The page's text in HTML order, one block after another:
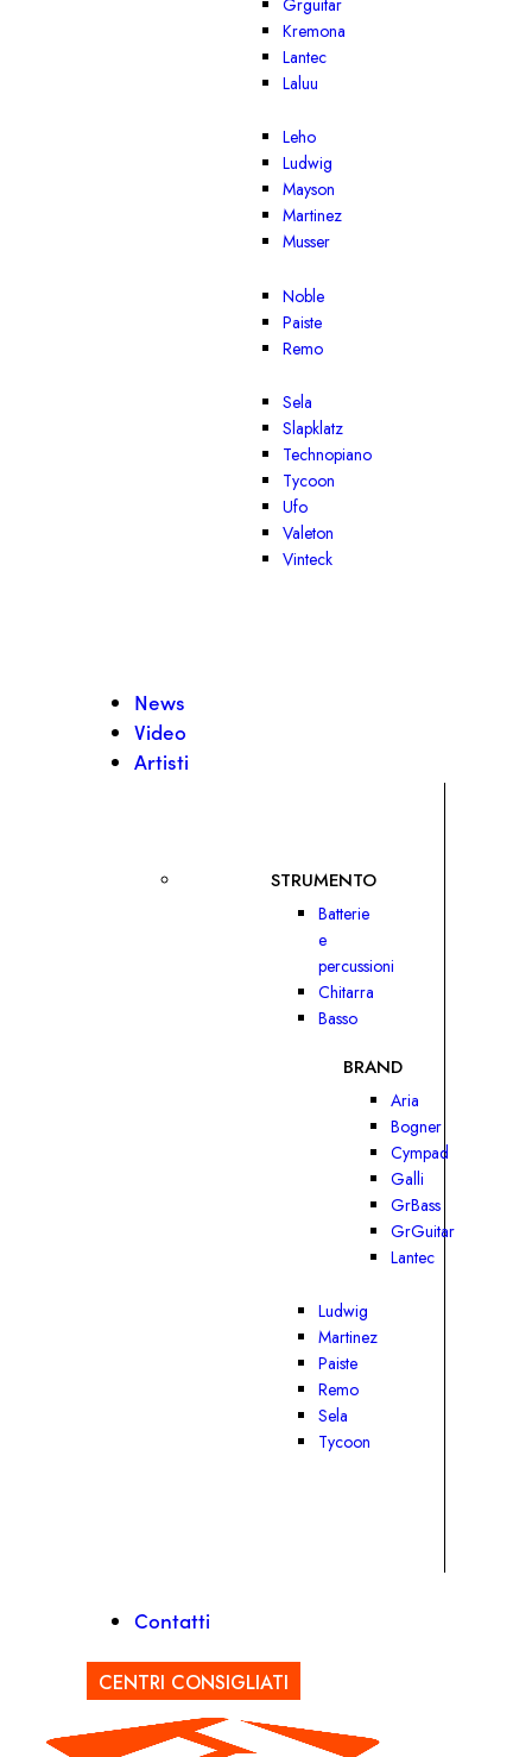
Kremona
Lantec
Laluu
Leho
Ludwig
Mayson
Martinez
Musser
Noble
Paiste
Remo
Sela
Slapklatz
Technopiano
Tycoon
Ufo
Valeton
Vinteck
News
Video
Artisti
STRUMENTO
Batterie
e
percussioni
Chitarra
Basso
BRAND
Aria
Bogner
Cympad
Galli
GrBass
GrGuitar
Lantec
Ludwig
Martinez
Paiste
Remo
Sela
Tycoon
Contatti
CENTRI CONSIGLIATI